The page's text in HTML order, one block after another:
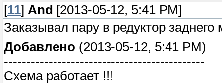
[11] And [2013-05-12, 5:41 PM]
Заказывал пару в редуктор
Добавлено (2013-05-12, 5:41 PM)
---------------------------------------------
Схема работает !!!